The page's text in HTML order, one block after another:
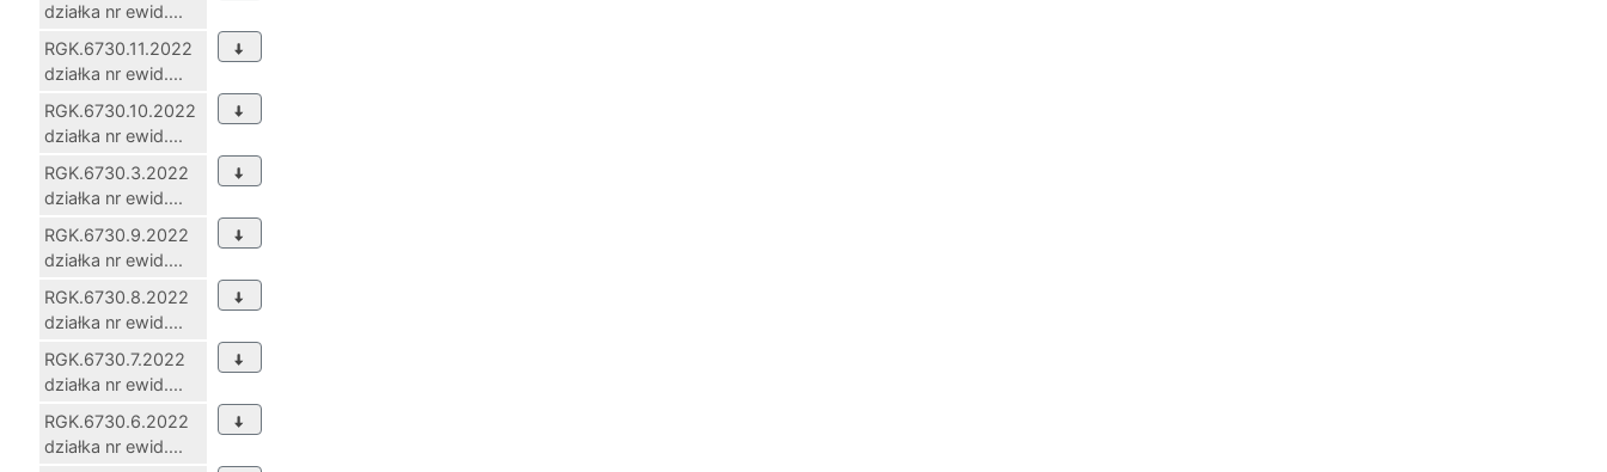
działka nr ewid....
RGK.6730.11.2022
działka nr ewid....
RGK.6730.10.2022
działka nr ewid....
RGK.6730.3.2022
działka nr ewid....
RGK.6730.9.2022
działka nr ewid....
RGK.6730.8.2022
działka nr ewid....
RGK.6730.7.2022
działka nr ewid....
RGK.6730.6.2022
działka nr ewid....